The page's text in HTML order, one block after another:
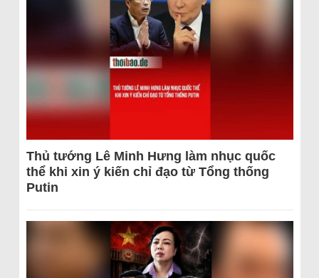
Thủ tướng Lê Minh Hưng làm nhục quốc
thể khi xin ý kiến chỉ đạo từ Tổng thống
Putin